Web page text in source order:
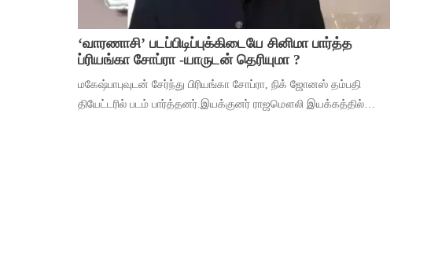
‘வாரணாசி’ படப்பிடிப்புக்கிடையே சினிமா பார்த்த
ப்ரியங்கா சோப்ரா -யாருடன் தெரியுமா ?
மகேஷ்பாபுவுடன் சேர்ந்து பிரியங்கா சோப்ரா, நிக் ஜோனஸ் தம்பதி
தியேட்டரில் படம் பார்த்தனர்.இயக்குனர் ராஜமௌலி இயக்கத்தில்